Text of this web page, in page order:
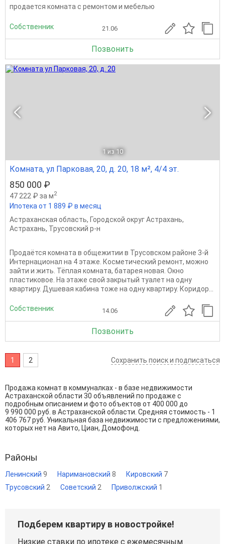
продается комната с ремонтом и мебелью
Собственник 21.06
Позвонить
1 из 10
Комната, ул Парковая, 20, д. 20, 18 м², 4/4 эт.
850 000 ₽
47 222 ₽ за м2
Ипотека от 1 889 ₽ в месяц
Астраханская область, Городской округ Астрахань,
Астрахань, Трусовский р-н
Продаётся комната в общежитии в Трусовском районе 3-й
Интернационал на 4 этаже. Косметический ремонт, можно
зайти и жить. Тёплая комната, батарея новая. Окно
пластиковое. На этаже свой закрытый туалет на одну
квартиру. Душевая кабина тоже на одну квартиру. Коридор...
Собственник 14.06
Позвонить
1 2 Сохранить поиск и подписаться
Продажа комнат в коммуналках - в базе недвижимости
Астраханской области 30 объявлений по продаже с
подробным описанием и фото объектов от 400 000 до
9 990 000 руб. в Астраханской области. Средняя стоимость - 1
406 767 руб. Уникальная база недвижимости с предложениями,
которых нет на Авито, Циан, Домофонд.
Районы
Ленинский 9 Наримановский 8 Кировский 7
Трусовский 2 Советский 2 Приволжский 1
Подберем квартиру в новостройке!
Низкие ставки по ипотеке с ежемесячным